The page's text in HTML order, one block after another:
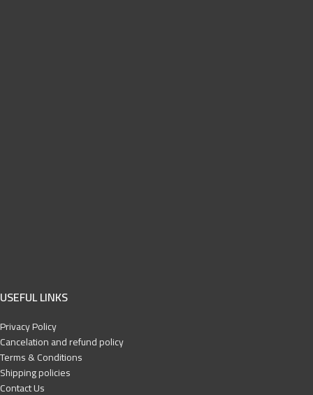
USEFUL LINKS
Privacy Policy
Cancelation and refund policy
Terms & Conditions
Shipping policies
Contact Us